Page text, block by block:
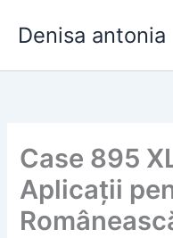
Denisa antonia
Case 895
Aplicații